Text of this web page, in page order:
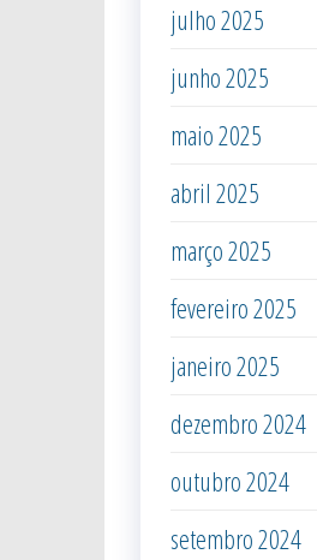
julho 2025
junho 2025
maio 2025
abril 2025
março 2025
fevereiro 2025
janeiro 2025
dezembro 2024
outubro 2024
setembro 2024